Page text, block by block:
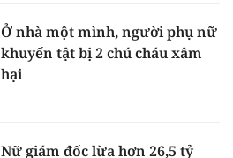
Ở nhà một mình, người phụ nữ
khuyến tật bị 2 chú cháu xâm
hại
Nữ giám đốc lừa hơn 26,5 tỷ